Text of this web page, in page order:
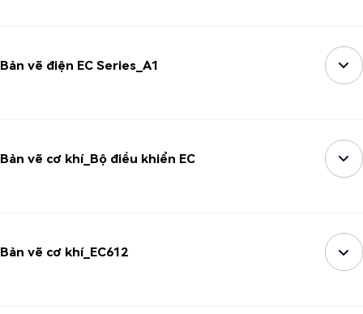
Bản vẽ điện EC Series_A1
Bản vẽ cơ khí_Bộ điều khiển EC
Bản vẽ cơ khí_EC612